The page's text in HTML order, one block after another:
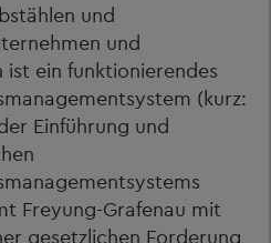
und
und
ein funktionierendes
(kurz:
Einführung und
Freyung-Grafenau mit
gesetzlichen Forderung